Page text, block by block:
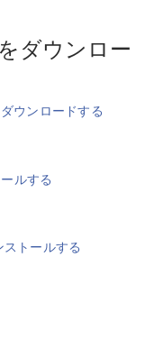
ダウンロー
ウンロードする
ルする
トールする